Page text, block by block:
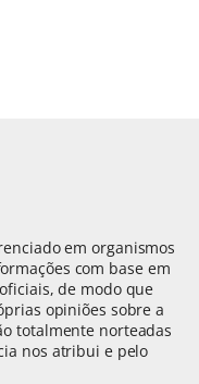
em organismos
com base em
de modo que
opiniões sobre a
totalmente norteadas
nos atribui e pelo